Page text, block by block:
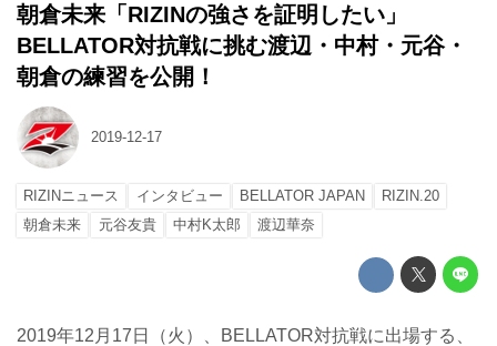
朝倉未来「RIZINの強さを証明したい」
BELLATOR対抗戦に挑む渡辺・中村・元谷・
朝倉の練習を公開！
2019-12-17
RIZINニュース インタビュー BELLATOR JAPAN
RIZIN.20
朝倉未来
元谷友貴 中村K太郎 渡辺華奈
2019年12月17日（火）、BELLATOR対抗戦に出場する、